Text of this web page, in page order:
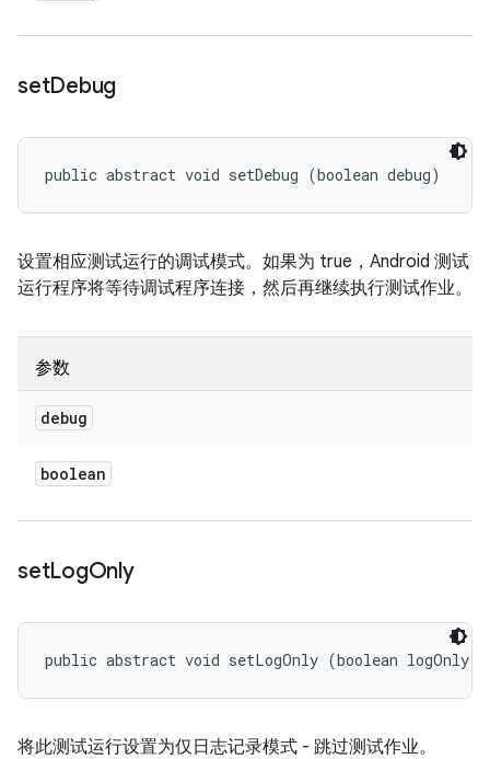
setDebug
public abstract void setDebug (boolean debug)
设置相应测试运行的调试模式。如果为 true，Android 测试
运行程序将等待调试程序连接，然后再继续执行测试作业。
参数
debug
boolean
setLogOnly
public abstract void setLogOnly (boolean logOnly)
将此测试运行设置为仅日志记录模式 - 跳过测试作业。